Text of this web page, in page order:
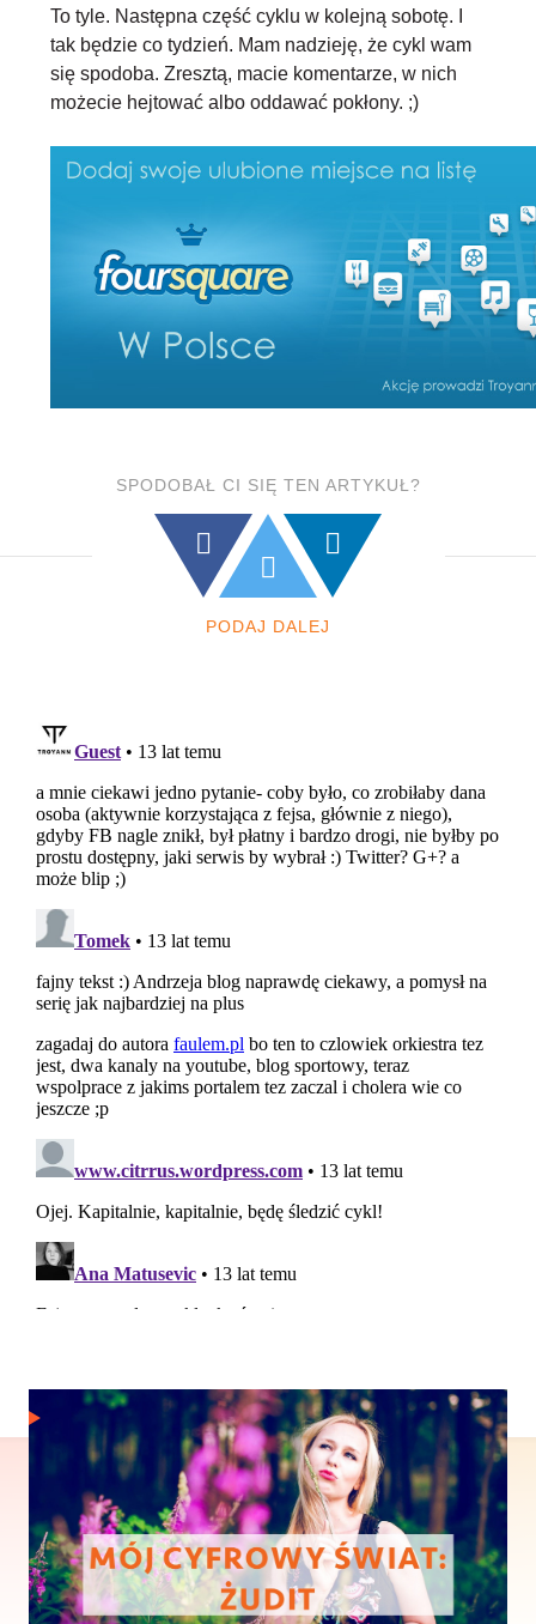
To tyle. Następna część cyklu w kolejną sobotę. I
tak będzie co tydzień. Mam nadzieję, że cykl wam
się spodoba. Zresztą, macie komentarze, w nich
możecie hejtować albo oddawać pokłony. ;)
SPODOBAŁ CI SIĘ TEN ARTYKUŁ?
PODAJ DALEJ